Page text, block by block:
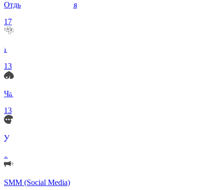
Отдых и Развлечения
17
Нейросети и ИИ
13
Чаты по интересам
13
Удаленка (Работа)
11
SMM (Social Media)